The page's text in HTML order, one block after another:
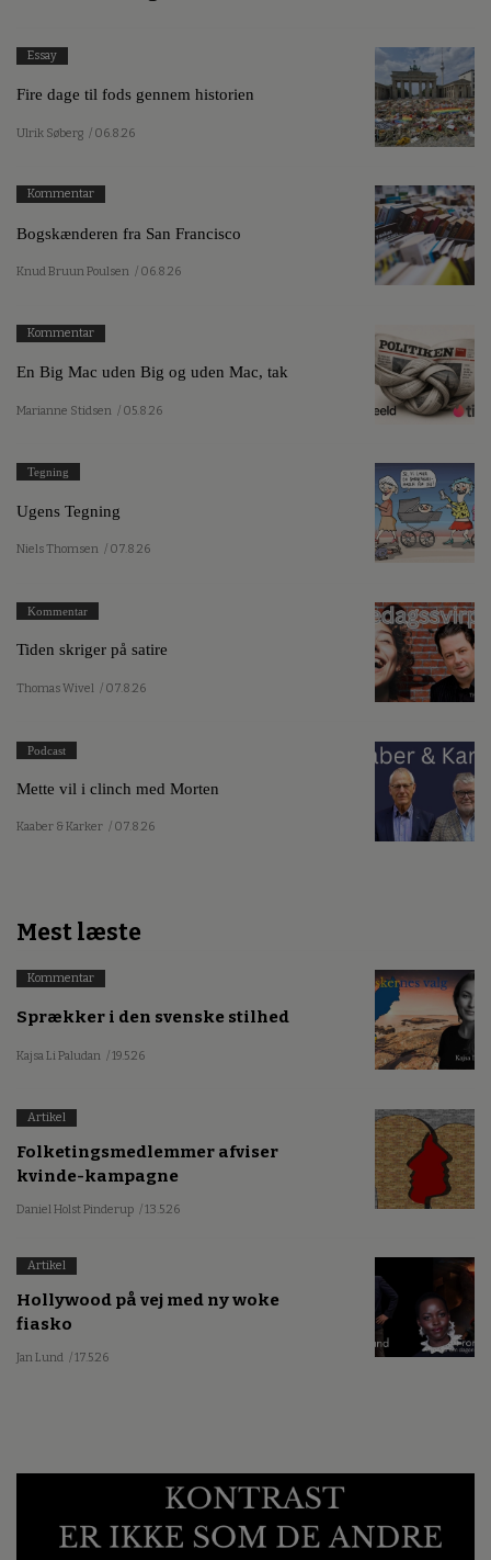
Essay
Fire dage til fods gennem historien
Ulrik Søberg / 06.8.26
Kommentar
Bogskænderen fra San Francisco
Knud Bruun Poulsen / 06.8.26
Kommentar
En Big Mac uden Big og uden Mac, tak
Marianne Stidsen / 05.8.26
Tegning
Ugens Tegning
Niels Thomsen / 07.8.26
Kommentar
Tiden skriger på satire
Thomas Wivel / 07.8.26
Podcast
Mette vil i clinch med Morten
Kaaber & Karker / 07.8.26
Mest læste
Kommentar
Sprækker i den svenske stilhed
Kajsa Li Paludan / 19.5.26
Artikel
Folketingsmedlemmer afviser
kvinde-kampagne
Daniel Holst Pinderup / 13.5.26
Artikel
Hollywood på vej med ny woke
fiasko
Jan Lund / 17.5.26